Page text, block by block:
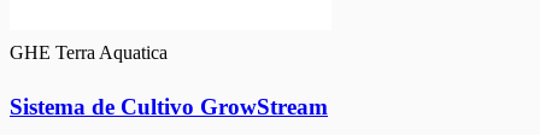
GHE Terra Aquatica
Sistema de Cultivo GrowStream